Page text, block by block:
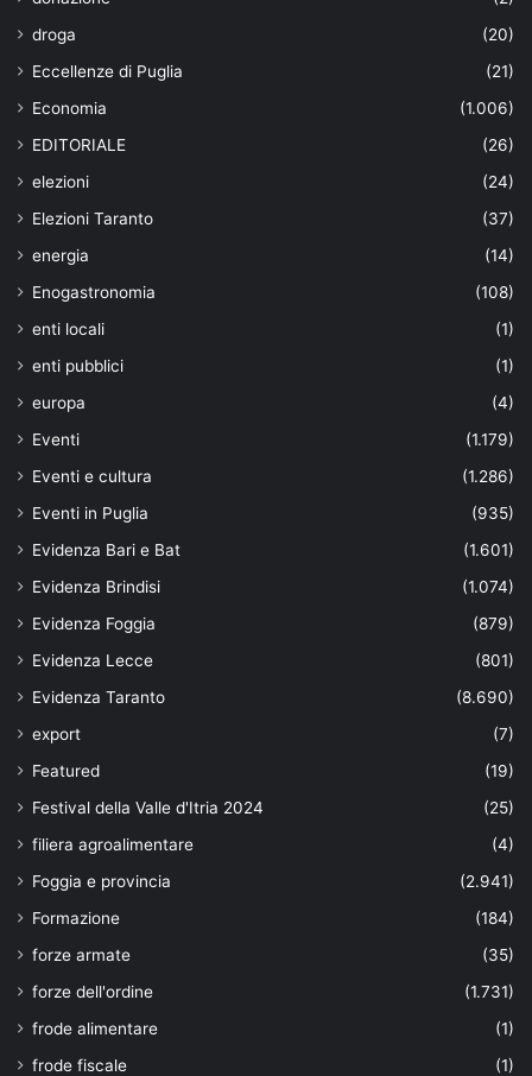
droga
(20)
Eccellenze di Puglia
(21)
Economia
(1.006)
EDITORIALE
(26)
elezioni
(24)
Elezioni Taranto
(37)
energia
(14)
Enogastronomia
(108)
enti locali
(1)
enti pubblici
(1)
europa
(4)
Eventi
(1.179)
Eventi e cultura
(1.286)
Eventi in Puglia
(935)
Evidenza Bari e Bat
(1.601)
Evidenza Brindisi
(1.074)
Evidenza Foggia
(879)
Evidenza Lecce
(801)
Evidenza Taranto
(8.690)
export
(7)
Featured
(19)
Festival della Valle d'Itria 2024
(25)
filiera agroalimentare
(4)
Foggia e provincia
(2.941)
Formazione
(184)
forze armate
(35)
forze dell'ordine
(1.731)
frode alimentare
(1)
frode fiscale
(1)